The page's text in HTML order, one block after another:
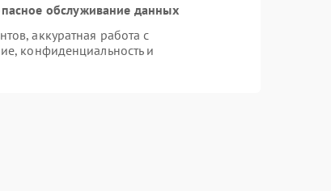
обслуживание данных
аккуратная работа с
конфиденциальность и